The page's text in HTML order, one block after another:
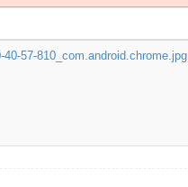
57-810_com.android.chrome.jpg